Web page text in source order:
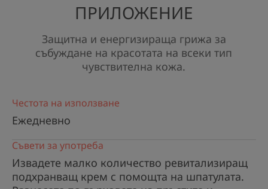
Предимство
Ползи
• ИЗКЛЮЧИТЕЛНО ПОДХРАНВАЩ за много
суха, чувствителна кожа.
• ЗАЩИТАВА и обгръща кожата с нежен воал..
• РАЗКРИВА сияен тен с разкрасяващ кожата
ефект.
ПРИЛОЖЕНИЕ
Защитна и енергизираща грижа за
събуждане на красотата на всеки тип
чувствителна кожа.
Честота на използване
Ежедневно
Съвети за употреба
Извадете малко количество ревитализиращ
подхранващ крем с помощта на шпатулата.